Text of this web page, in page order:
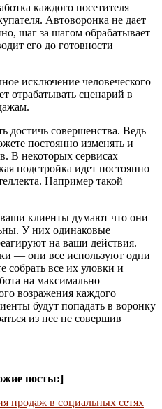
каждого посетителя
Автоворонка не дает
шаг за шагом обрабатывает
его до готовности
исключение человеческого
отрабатывать сценарий в
достичь совершенства. Ведь
постоянно изменять и
В некоторых сервисах
подстройка идет постоянно
Например такой
ваши клиенты думают что они
У них одинаковые
на ваши действия.
— они все используют одни
все их уловки и
на максимально
возражения каждого
будут попадать в воронку
из нее не совершив
посты:]
продаж в социальных сетях